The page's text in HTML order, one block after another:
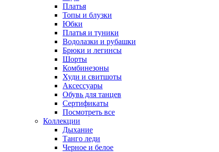
Платья
Топы и блузки
Юбки
Платья и туники
Водолазки и рубашки
Брюки и легинсы
Шорты
Комбинезоны
Худи и свитшоты
Аксессуары
Обувь для танцев
Сертификаты
Посмотреть все
Коллекции
Дыхание
Танго леди
Черное и белое